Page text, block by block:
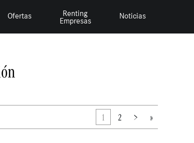
Ofertas Renting
Empresas
Noticias
1 2 > »